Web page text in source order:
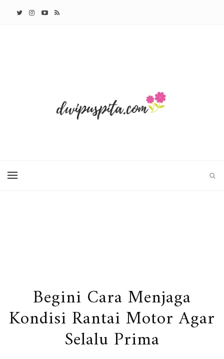
Begini Cara Menjaga
Kondisi Rantai Motor Agar
Selalu Prima